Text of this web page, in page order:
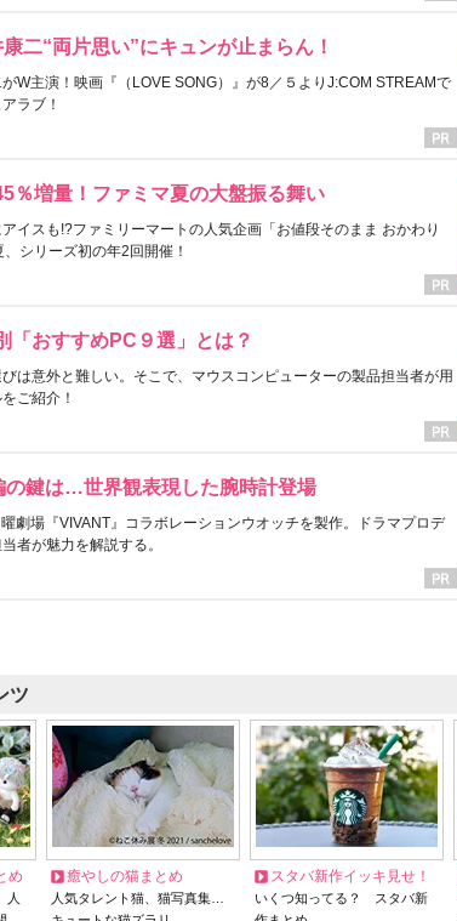
二“両片思い”にキュンが止まらん！
W主演！映画『（LOVE SONG）』が8／５よりJ:COM STREAMで
ラブ！
％増量！ファミマ夏の大盤振る舞い
イスも!?ファミリーマートの人気企画「お値段そのまま おかわり
シリーズ初の年2回開催！
「おすすめPC９選」とは？
は意外と難しい。そこで、マウスコンピューターの製品担当者が用
ご紹介！
の鍵は…世界観表現した腕時計登場
劇場『VIVANT』コラボレーションウオッチを製作。ドラマプロデ
者が魅力を解説する。
ツ
め
人
癒やしの猫まとめ
人気タレント猫、猫写真集…
スタバ新作イッキ見せ！
いくつ知ってる？ スタバ新